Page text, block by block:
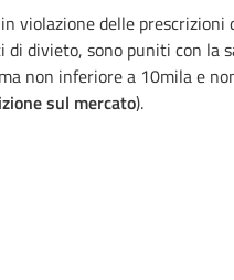
violazione delle
divieto, sono puniti con la
non inferiore a 10mila e
sul mercato).